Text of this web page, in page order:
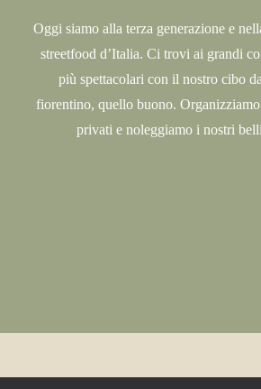
Oggi siamo alla terza generazione e
streetfood d’Italia. Ci trovi ai grandi
più spettacolari con il nostro cibo
fiorentino, quello buono.
privati e noleggiamo i nostri